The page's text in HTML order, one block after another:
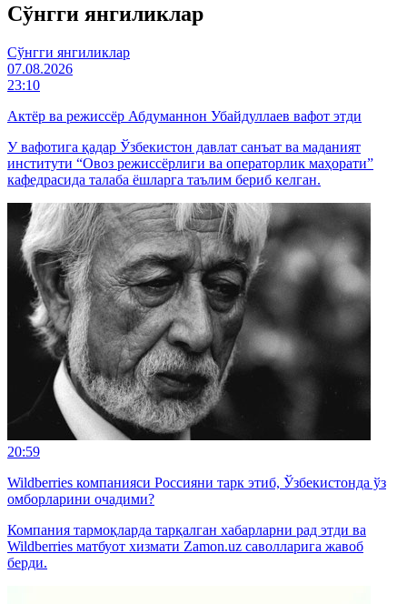
Cўнгги янгиликлар
Cўнгги янгиликлар
07.08.2026
23:10
Актёр ва режиссёр Абдуманнон Убайдуллаев вафот этди
У вафотига қадар Ўзбекистон давлат санъат ва маданият
институти “Овоз режиссёрлиги ва операторлик маҳорати”
кафедрасида талаба ёшларга таълим бериб келган.
20:59
Wildberries компанияси Россияни тарк этиб, Ўзбекистонда ўз
омборларини очадими?
Компания тармоқларда тарқалган хабарларни рад этди ва
Wildberries матбуот хизмати Zamon.uz саволларига жавоб
берди.